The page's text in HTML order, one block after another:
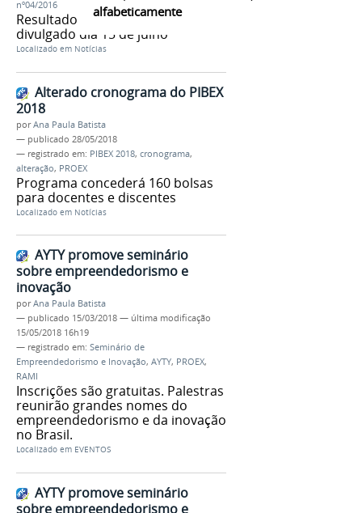
alfabeticamente
nº04/2016
Resultado preliminar será
divulgado dia 15 de julho
Localizado em Notícias
Alterado cronograma do PIBEX
2018
porAna Paula Batista
— publicado 28/05/2018
— registrado em: PIBEX 2018, cronograma,
alteração, PROEX
Programa concederá 160 bolsas
para docentes e discentes
Localizado em Notícias
AYTY promove seminário
sobre empreendedorismo e
inovação
porAna Paula Batista
— publicado 15/03/2018 — última modificação
15/05/2018 16h19
— registrado em: Seminário de
Empreendedorismo e Inovação, AYTY, PROEX,
RAMI
Inscrições são gratuitas. Palestras
reunirão grandes nomes do
empreendedorismo e da inovação
no Brasil.
Localizado em EVENTOS
AYTY promove seminário
sobre empreendedorismo e